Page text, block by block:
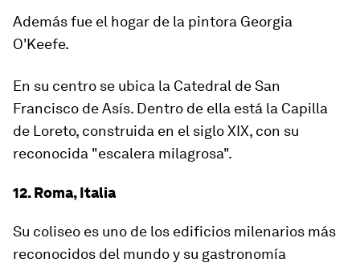
Además fue el hogar de la pintora Georgia
O'Keefe.
En su centro se ubica la Catedral de San
Francisco de Asís. Dentro de ella está la Capilla
de Loreto, construida en el siglo XIX, con su
reconocida "escalera milagrosa".
12. Roma, Italia
Su coliseo es uno de los edificios milenarios más
reconocidos del mundo y su gastronomía